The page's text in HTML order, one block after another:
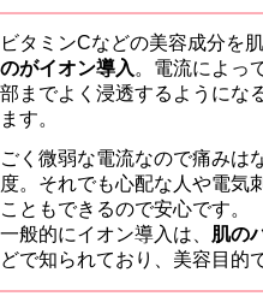
ビタミンCなどの美容成分を
のがイオン導入 。電流によっ
部までよく浸透するようにな
ます。
ごく微弱な電流なので痛みは
度。それでも心配な人や電気
こともできるので安心です。
一般的にイオン導入は、 肌の
どで知られており、美容目的